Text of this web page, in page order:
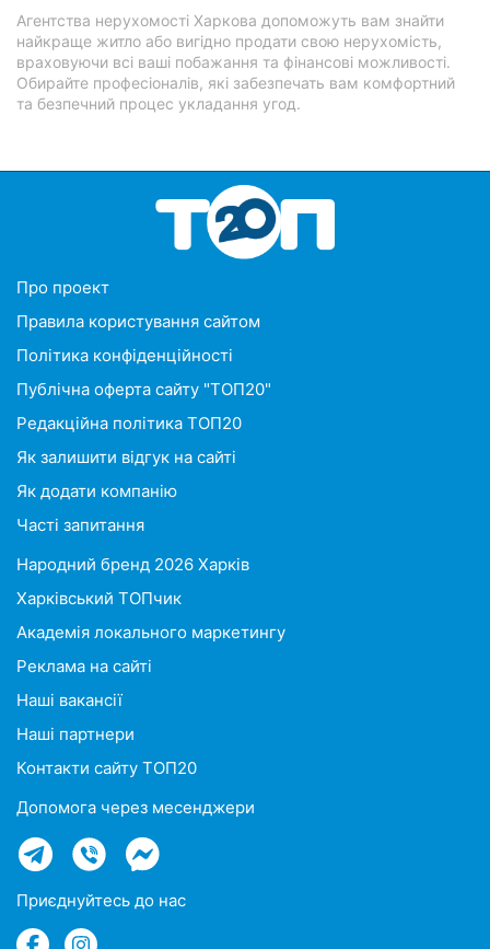
Агентства нерухомості Харкова допоможуть вам знайти
найкраще житло або вигідно продати свою нерухомість,
враховуючи всі ваші побажання та фінансові можливості.
Обирайте професіоналів, які забезпечать вам комфортний
та безпечний процес укладання угод.
Про проект
Правила користування сайтом
Політика конфіденційності
Публічна оферта сайту "ТОП20"
Редакційна політика ТОП20
Як залишити відгук на сайті
Як додати компанію
Часті запитання
Народний бренд 2026 Харків
Харківський ТОПчик
Академія локального маркетингу
Реклама на сайті
Наші вакансії
Наші партнери
Контакти сайту ТОП20
Допомога через месенджери
Приєднуйтесь до нас